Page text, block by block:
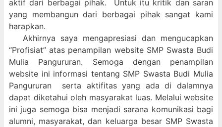
aktif dari berbagai pihak. Untuk itu kritik dan saran
yang membangun dari berbagai pihak sangat kami
harapkan.
Akhirnya saya mengapresiasi dan mengucapkan
“Profisiat” atas penampilan website SMP Swasta Budi
Mulia Pangururan. Semoga dengan penampilan
website ini informasi tentang SMP Swasta Budi Mulia
Pangururan serta aktifitas yang ada di dalamnya
dapat diketahui oleh masyarakat luas. Melalui website
ini juga semoga bisa menjadi sarana komunikasi bagi
alumni, masyarakat, dan keluarga besar SMP Swasta